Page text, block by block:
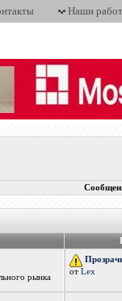
Наши
рынка
отLex